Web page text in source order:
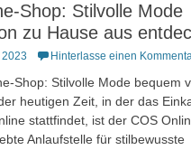
Shop: Stilvolle Mode
zu Hause aus
Hinterlasse einen
Shop: Stilvolle Mode bequem
heutigen Zeit, in der das
stattfindet, ist der COS
Anlaufstelle für stilbewusste